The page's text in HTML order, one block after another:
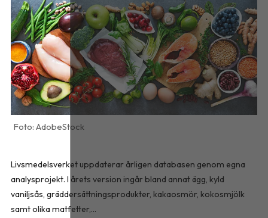
AdobeStock
Livsmedelsverket uppdaterar årligen databasen genom egna
analysprojekt. I årets version ingår bland annat ägg, kyld
vaniljsås, gräddersättningsprodukter, kakaosmör, kokosmjölk
samt olika matfetter,...